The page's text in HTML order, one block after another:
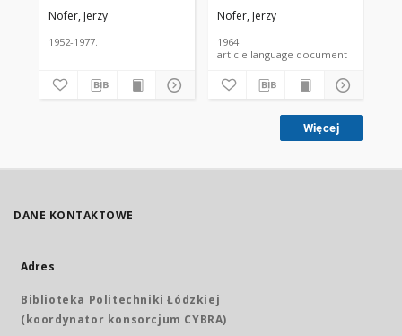
Nofer, Jerzy
1952-1977.
Nofer, Jerzy
1964
article language document
Więcej
DANE KONTAKTOWE
Adres
Biblioteka Politechniki Łódzkiej
(koordynator konsorcjum CYBRA)